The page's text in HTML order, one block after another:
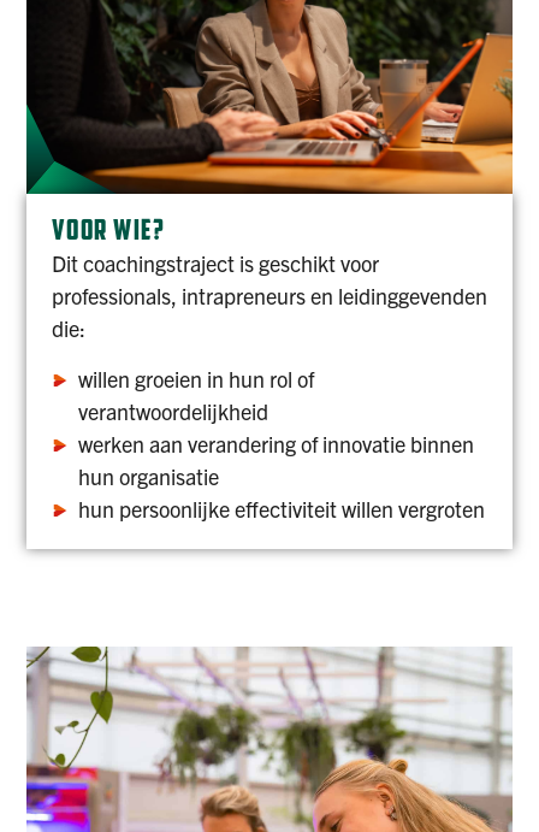
VOOR WIE?
Dit coachingstraject is geschikt voor
professionals, intrapreneurs en leidinggevenden
die:
willen groeien in hun rol of
verantwoordelijkheid
werken aan verandering of innovatie binnen
hun organisatie
hun persoonlijke effectiviteit willen vergroten